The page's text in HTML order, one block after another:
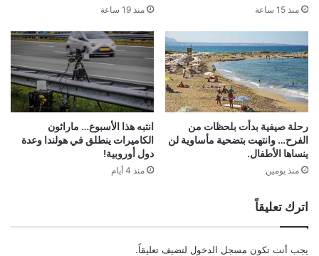
منذ 15 ساعة منذ 19 ساعة
رحلة صيفية بدأت بلحظات من
الفرح… وانتهت بتضحية مأساوية لن
ينساها الأطفال.
منذ يومين
انتبه هذا الأسبوع… ماراثون
الكاميرات ينطلق في هولندا وعدة
دول أوروبية!
منذ 4 أيام
اترك تعليقاً
يجب أنت تكون مسجل الدخول لتضيف تعليقاً.